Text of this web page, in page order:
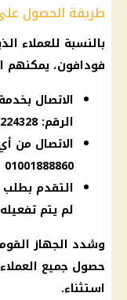
طريقة الحصول
بالنسبة للعملاء
فودافون، يمكنهم
الاتصال
الرقم: 25224328
الاتصال من
01001888860
التقدم
لم يتم تفعيله
وشدد الجهاز
حصول جميع
استثناء.